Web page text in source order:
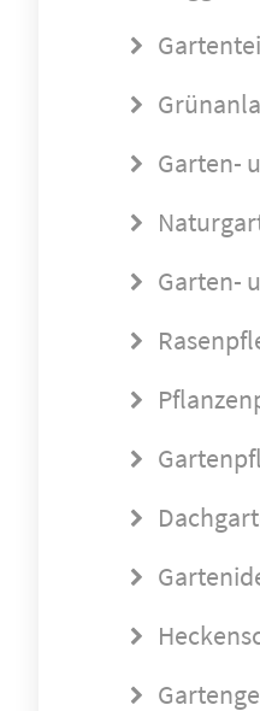
Garten-
Garten-